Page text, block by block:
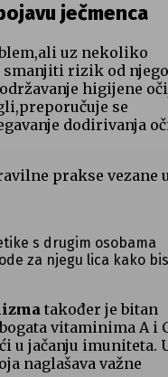
ječmenca
uz nekoliko
smanjiti rizik od
higijene
‌se
dodirivanja
⁤prakse vezane
s drugim osobama
za njegu lica kako
također je bitan
vitaminima A i
u jačanju imuniteta.
naglašava važne